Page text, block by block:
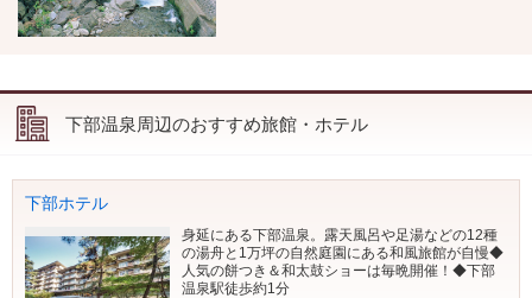
下部温泉周辺のおすすめ旅館・ホテル
下部ホテル
身延にある下部温泉。露天風呂や足湯などの12種
の湯舟と1万坪の自然庭園にある和風旅館が自慢◆
人気の餅つき＆和太鼓ショーは毎晩開催！◆下部
温泉駅徒歩約1分